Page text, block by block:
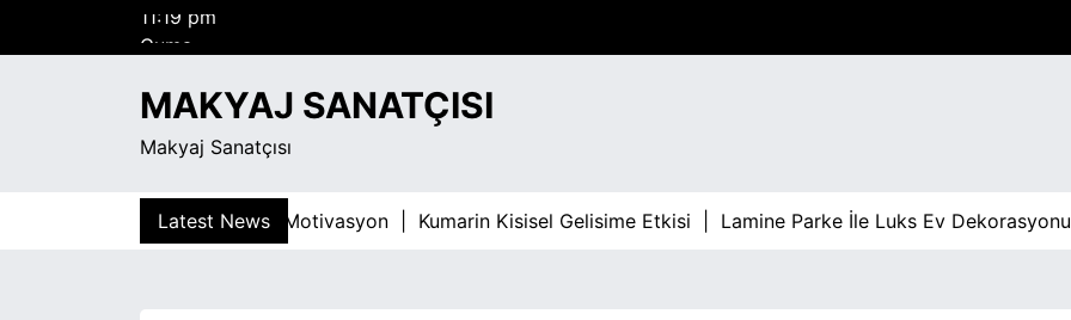
Cuma
Ağustos 7, 2026
MAKYAJ SANATÇISI
Makyaj Sanatçısı
Latest News
Bagimliligiyla Mucadelede Motivasyon |Kumarin Kisisel Gelisime Etkisi | Lamine Parke İle Luks Ev Dekorasyonu |